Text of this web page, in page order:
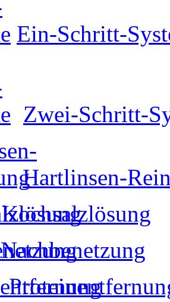
Ein-Schritt-
Zwei-Schritt-
Hartlinsen-
Kochsalzlösung
Nachbenetzung